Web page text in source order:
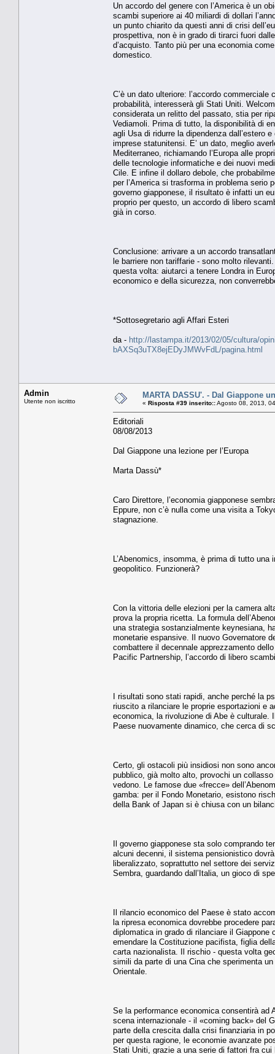
Un accordo del genere con l’America è un
scambi superiore ai 40 miliardi di dollari
un punto chiarito da questi anni di crisi
prospettiva, non è in grado di tirarci fuori
d’acquisto. Tanto più per una economia
domestico.
C’è un dato ulteriore: l’accordo
probabilità, interesserà gli Stati Uniti.
considerata un relitto del passato, stia per
Vediamoli. Prima di tutto, la disponibilità di
agli Usa di ridurre la dipendenza dall’estero
imprese statunitensi. E’ un dato, meglio
Mediterraneo, richiamando l’Europa alle
delle tecnologie informatiche e dei nuovi
Cile. E infine il dollaro debole, che
per l’America si trasforma in problema serio
governo giapponese, il risultato è infatti un
proprio per questo, un accordo di libero
già in corso.
Conclusione: arrivare a un accordo
le barriere non tariffarie - sono molto
questa volta: aiutarci a tenere Londra in
economico e della sicurezza, non
*Sottosegretario agli Affari Esteri
da - http://lastampa.it/2013/02/05/cultura/
bAXSq3uTX8ejEDyJMWvFdL/pagina.html
Admin
Utente non iscritto
MARTA DASSU'. - Dal Giappone
« Risposta #39 inserito::Agosto 08, 2013,
Editoriali
08/08/2013
Dal Giappone una lezione per l’Europa
Marta Dassù*
Caro Direttore, l’economia giapponese
Eppure, non c’è nulla come una visita a
stagnazione.
L’Abenomics, insomma, è prima di tutto
geopolitico. Funzionerà?
Con la vittoria delle elezioni per la camera
prova la propria ricetta. La formula
una strategia sostanzialmente keynesiana,
monetarie espansive. Il nuovo Governatore
combattere il decennale apprezzamento
Pacific Partnership, l’accordo di libero
I risultati sono stati rapidi, anche perché la
riuscito a rilanciare le proprie esportazioni e
economica, la rivoluzione di Abe è culturale.
Paese nuovamente dinamico, che cerca di
Certo, gli ostacoli più insidiosi non sono
pubblico, già molto alto, provochi un
vedono. Le famose due «frecce»
gamba: per il Fondo Monetario, esistono
della Bank of Japan si è chiusa con un
Il governo giapponese sta solo comprando
alcuni decenni, il sistema pensionistico
liberalizzato, soprattutto nel settore dei
Sembra, guardando dall’Italia, un gioco di
Il rilancio economico del Paese è stato
la ripresa economica dovrebbe procedere
diplomatica in grado di rilanciare il Giappone
emendare la Costituzione pacifista, figlia
carta nazionalista. Il rischio - questa volta
simili da parte di una Cina che sperimenta
Orientale.
Se la performance economica consentirà
scena internazionale - il «coming back» del
parte della crescita dalla crisi finanziaria in
per questa ragione, le economie avanzate
Stati Uniti, grazie a una serie di fattori fra